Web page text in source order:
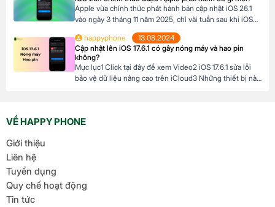
khỏe vượt trội và thời lượng pin ấn tượng, […]
Apple vừa chính thức phát hành bản cập nhật iOS 26.1
vào ngày 3 tháng 11 năm 2025, chỉ vài tuần sau khi iOS
26 ra mắt. Đây là bản cập nhật đầu tiên lớn cho hệ điều
hành mới nhất dành cho iPhone, mang đến nhiều cải
tiến đáng chú ý, tập trung vào […]
happyphone
13.08.2024
Cập nhật lên iOS 17.6.1 có gây nóng máy và hao pin
không?
Mục lục1 Click tại đây để xem Video2 iOS 17.6.1 sửa lỗi
bảo vệ dữ liệu nâng cao trên iCloud3 Những thiết bị nào
VỀ HAPPY PHONE
Giới thiệu
Liên hệ
Tuyển dụng
Quy chế hoạt động
Tin tức